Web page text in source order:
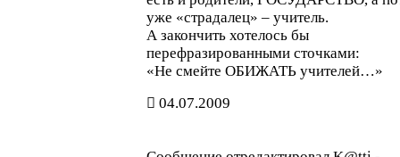
уже «страдалец» – учитель.
А закончить хотелось бы
перефразированными сточками:
«Не смейте ОБИЖАТЬ учителей…»
04.07.2009